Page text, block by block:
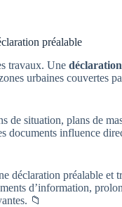
préalable
travaux. Une
urbaines couvertes
de situation, plans de
documents influence
déclaration préalable et
d’information,
📁